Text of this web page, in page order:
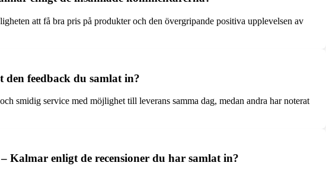
att få bra pris på produkter och den övergripande positiva upplevelsen av
feedback du samlat in?
smidig service med möjlighet till leverans samma dag, medan andra har noterat
Kalmar enligt de recensioner du har samlat in?